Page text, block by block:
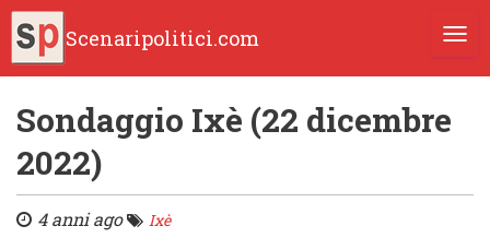
Scenaripolitici.com
Sondaggio Ixè (22 dicembre
2022)
4 anni ago Ixè